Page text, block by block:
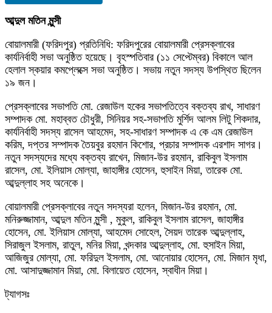
আব্দুল মতিন মুন্সী
বোয়ালমারী (ফরিদপুর) প্রতিনিধি: ফরিদপুরের বোয়ালমারী প্রেসক্লাবের
কার্যনির্বাহী সভা অনুষ্ঠিত হয়েছে। বৃহস্পতিবার (১১ সেপ্টেম্বর) বিকালে আল
হেলাল স্কয়ার কমপ্লেক্সে সভা অনুষ্ঠিত। সভায় নতুন সদস্য উপস্থিত ছিলেন
১৯ জন।
প্রেসক্লাবের সভাপতি মো. রেজাউল হকের সভাপতিত্বে বক্তব্য রাখ, সাধারণ
সম্পাদক মো. মহাব্বত চৌধুরী, সিনিয়র সহ-সভাপতি মুর্শিদ আলম লিটু শিকদার,
কার্যনির্বাহী সদস্য রাসেল আহমেদ, সহ-সাধারণ সম্পাদক এ কে এম রেজাউল
করিম, দপ্তর সম্পাদক তৈয়বুর রহমান কিশোর, প্রচার সম্পাদক এরশাদ সাগর।
নতুন সদস্যদের মধ্যে বক্তব্য রাখেন, মিজান-উর রহমান, রাকিবুল ইসলাম
রাসেল, মো. ইলিয়াস মোল্যা, জাহাঙ্গীর হোসেন, হুসাইন মিয়া, তারেক মো.
আব্দুল্লাহ সহ অনেকে।
বোয়ালমারী প্রেসক্লাবের নতুন সদস্যরা হলেন, মিজান-উর রহমান, মো.
মনিরুজ্জামান, আব্দুল মতিন মুন্সী , মুকুল, রাকিবুল ইসলাম রাসেল, জাহাঙ্গীর
হোসেন, মো. ইলিয়াস মোল্যা, আহমেদ সোহেল, সৈয়দ তারেক আব্দুল্লাহ,
সিরাজুল ইসলাম, রাতুল, মনির মিয়া, খন্দকার আব্দুল্লাহ, মো. হুসাইন মিয়া,
আজিজুর মোল্যা, মো. ফরিদুল ইসলাম, মো. আনোয়ার হোসেন, মো. মিজান মৃধা,
মো. আসাদুজ্জামান মিয়া, মো. বিলায়েত হোসেন, স্বাধীন মিয়া।
ট্যাগসঃ